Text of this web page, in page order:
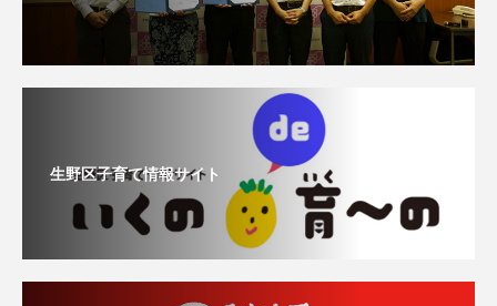
生野区子育て情報サイト